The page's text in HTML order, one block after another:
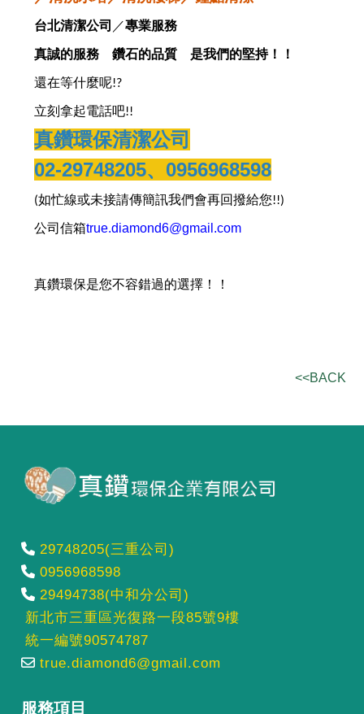
台北清潔公司 ／專業服務
真誠的服務 鑽石的品質 是我們的堅持！！
還在等什麼呢!?
立刻拿起電話吧!!
真鑽環保清潔公司
02-29748205、 0956968598
(如忙線或未接請傳簡訊我們會再回撥給您!!)
公司信箱true.diamond6@gmail.com
真鑽環保是您不容錯過的選擇！！
<<BACK
29748205(三重公司)
0956968598
29494738(中和分公司)
新北市三重區光復路一段85號9樓
統一編號90574787
true.diamond6@gmail.com
服務項目